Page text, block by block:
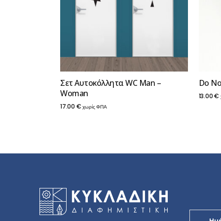
Σετ Αυτοκόλλητα WC Man –
Woman
17.00 € χωρίς ΦΠΑ
Do
13.00€